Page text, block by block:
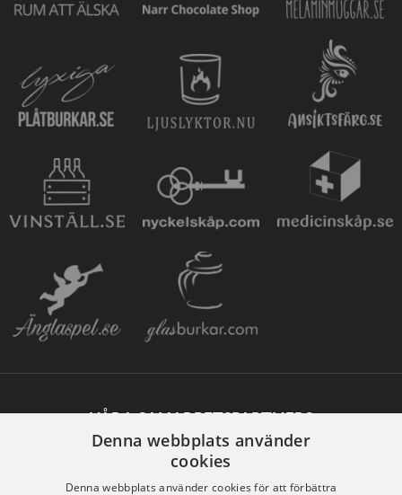
VÅRA SAMARBETSPARTNERS
Denna webbplats använder
cookies
Denna webbplats använder cookies för att förbättra